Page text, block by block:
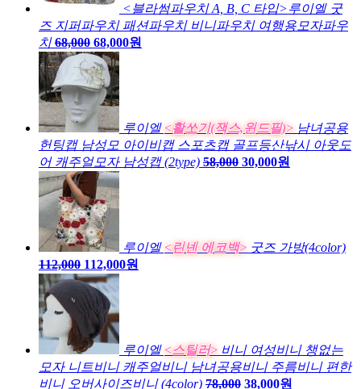
<블라썸파우치 A, B, C 타입>루이엘 굿
즈 지퍼파우치 패션파우치 비니파우치 여행용모자파우
치 68,000 68,000원
루이엘 <활쏘기(잭스,윈드필)> 남녀공용
헌팅캡 남성모 아이비캡 스포츠캡 골프등산낚시 아웃도
어 캐주얼모자 남성캡 (2type) 58,000 30,000원
루이엘 <린넨 에코백> 굿즈 가방(4color)
112,000 112,000원
루이엘 <스틸러> 비니 여성비니 챙없는
모자 니트비니 캐주얼비니 남녀공용비니 주름비니 편한
비니 오버사이즈비니 (4color) 78,000 38,000원